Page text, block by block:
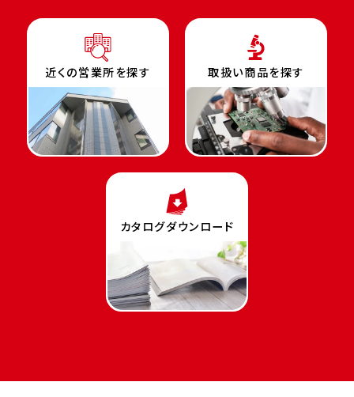
近くの営業所を探す 取扱い商品を探す
カタログダウンロード